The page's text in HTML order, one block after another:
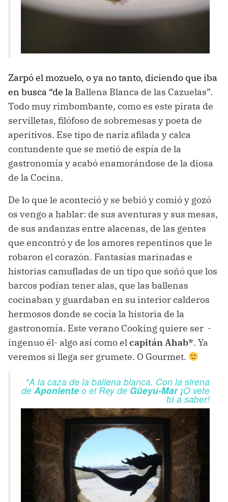
Zarpó el mozuelo, o ya no tanto, diciendo que iba
en busca “de la Ballena Blanca de las Cazuelas”.
Todo muy rimbombante, como es este pirata de
servilletas, filófoso de sobremesas y poeta de
aperitivos. Ese tipo de nariz afilada y calca
contundente que se metió de espía de la
gastronomía y acabó enamorándose de la diosa
de la Cocina.
De lo que le aconteció y se bebió y comió y gozó
os vengo a hablar: de sus aventuras y sus mesas,
de sus andanzas entre alacenas, de las gentes
que encontró y de los amores repentinos que le
robaron el corazón. Fantasías marinadas e
historias camufladas de un tipo que soñó que los
barcos podían tener alas, que las ballenas
cocinaban y guardaban en su interior calderos
hermosos donde se cocía la historia de la
gastronomía. Este verano Cooking quiere ser -
ingenuo él- algo así como elcapitán Ahab*. Ya
veremos si llega ser grumete. O Gourmet.
*A la caza de la ballena blanca. Con la sirena
de Aponiente o el Rey de Güeyu-Mar¡O vete
tú a saber!